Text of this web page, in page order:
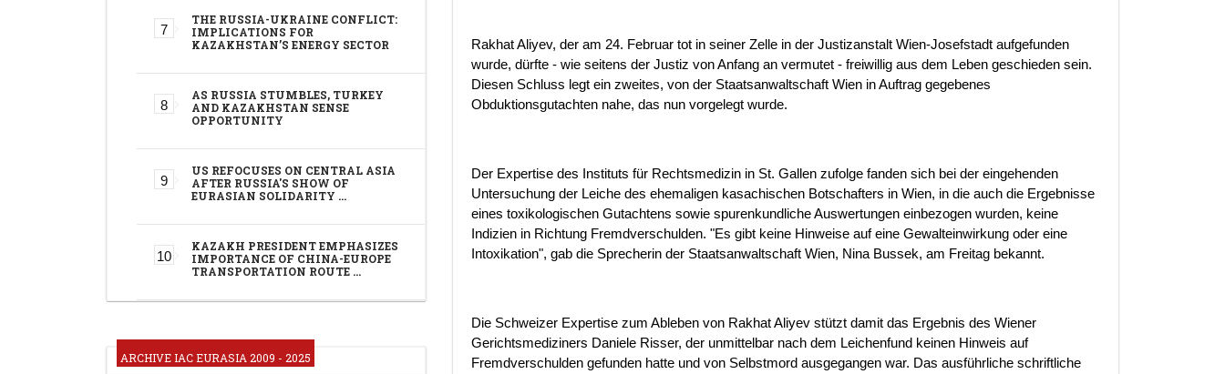
THE RUSSIA-UKRAINE CONFLICT:
IMPLICATIONS FOR
KAZAKHSTAN’S ENERGY SECTOR
AS RUSSIA STUMBLES, TURKEY
AND KAZAKHSTAN SENSE
OPPORTUNITY
US REFOCUSES ON CENTRAL ASIA
AFTER RUSSIA'S SHOW OF
EURASIAN SOLIDARITY …
KAZAKH PRESIDENT EMPHASIZES
IMPORTANCE OF CHINA-EUROPE
TRANSPORTATION ROUTE …
ARCHIVE IAC EURASIA 2009 - 2025
Rakhat Aliyev, der am 24. Februar tot in seiner Zelle in der Justizanstalt Wien-Josefstadt aufgefunden
wurde, dürfte - wie seitens der Justiz von Anfang an vermutet - freiwillig aus dem Leben geschieden sein.
Diesen Schluss legt ein zweites, von der Staatsanwaltschaft Wien in Auftrag gegebenes
Obduktionsgutachten nahe, das nun vorgelegt wurde.
Der Expertise des Instituts für Rechtsmedizin in St. Gallen zufolge fanden sich bei der eingehenden
Untersuchung der Leiche des ehemaligen kasachischen Botschafters in Wien, in die auch die Ergebnisse
eines toxikologischen Gutachtens sowie spurenkundliche Auswertungen einbezogen wurden, keine
Indizien in Richtung Fremdverschulden. "Es gibt keine Hinweise auf eine Gewalteinwirkung oder eine
Intoxikation", gab die Sprecherin der Staatsanwaltschaft Wien, Nina Bussek, am Freitag bekannt.
Die Schweizer Expertise zum Ableben von Rakhat Aliyev stützt damit das Ergebnis des Wiener
Gerichtsmediziners Daniele Risser, der unmittelbar nach dem Leichenfund keinen Hinweis auf
Fremdverschulden gefunden hatte und von Selbstmord ausgegangen war. Das ausführliche schriftliche